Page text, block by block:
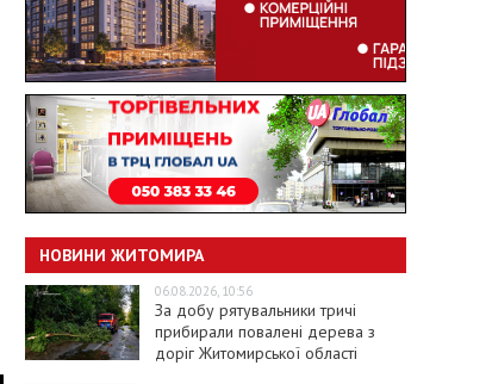
НОВИНИ ЖИТОМИРА
06.08.2026, 10:56
За добу рятувальники тричі
прибирали повалені дерева з
доріг Житомирської області